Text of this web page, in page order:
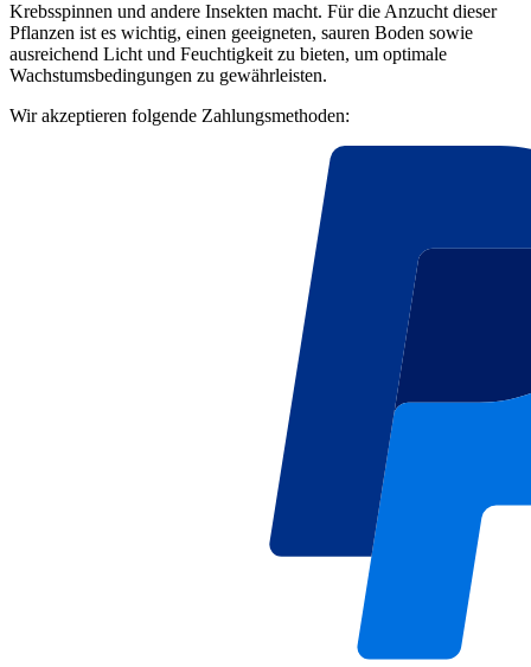
Krebsspinnen und andere Insekten macht. Für die Anzucht dieser
Pflanzen ist es wichtig, einen geeigneten, sauren Boden sowie
ausreichend Licht und Feuchtigkeit zu bieten, um optimale
Wachstumsbedingungen zu gewährleisten.
Wir akzeptieren folgende Zahlungsmethoden: